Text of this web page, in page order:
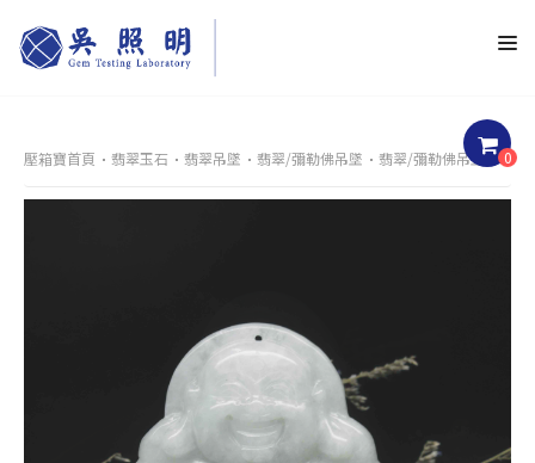
0
壓箱寶首頁 翡翠玉石 翡翠吊墜 翡翠/彌勒佛吊墜 翡翠/彌勒佛吊墜